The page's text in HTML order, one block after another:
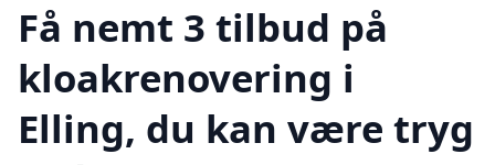
Få nemt 3 tilbud på
kloakrenovering i
Elling, du kan være tryg